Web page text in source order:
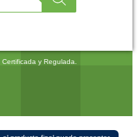
Certificada y Regulada.